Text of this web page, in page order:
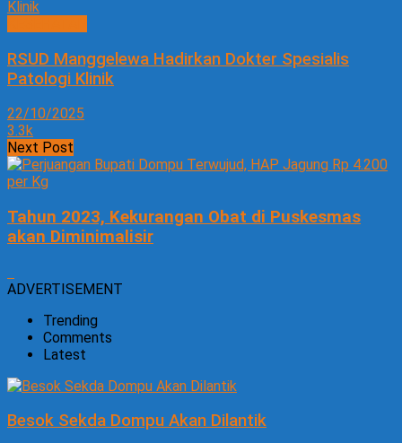
RSUD Manggelewa Hadirkan Dokter Spesialis
Patologi Klinik
22/10/2025
3.3k
Next Post
Tahun 2023, Kekurangan Obat di Puskesmas
akan Diminimalisir
ADVERTISEMENT
Trending
Comments
Latest
Besok Sekda Dompu Akan Dilantik